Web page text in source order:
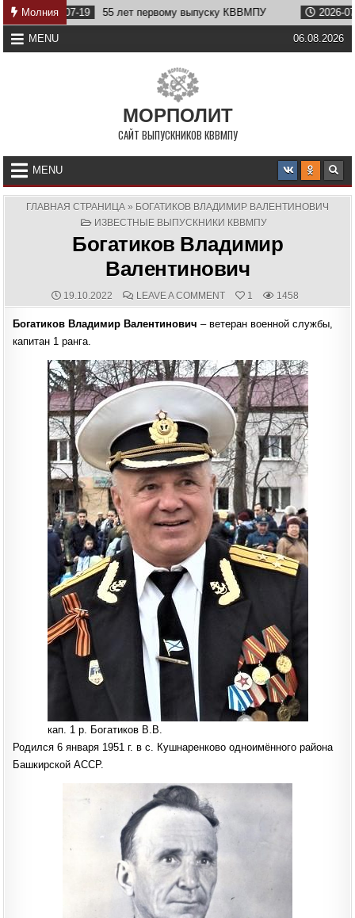
Skip
to
content
Молния
55 лет первому выпуску КВВМПУ 2026-07-07
MENU 06.08.2026
МОРПОЛИТ
САЙТ ВЫПУСКНИКОВ КВВМПУ
MENU
ГЛАВНАЯ СТРАНИЦА » БОГАТИКОВ ВЛАДИМИР ВАЛЕНТИНОВИЧ
POSTED
ИЗВЕСТНЫЕ ВЫПУСКНИКИ КВВМПУ
Богатиков Владимир
Валентинович
PUBLISHED
DATE:
19.10.2022 COMMENTS:
LEAVE A COMMENTON
БОГАТИКОВ
ВАЛЕНТИНОВИЧ
1 1458
Богатиков Владимир Валентинович– ветеран военной службы,
капитан 1 ранга.
кап. 1 р. Богатиков В.В.
Родился 6 января 1951 г. в с. Кушнаренково одноимённого района
Башкирской АССР.